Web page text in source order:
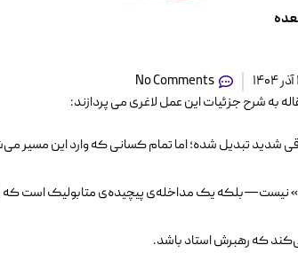
No Comments
به شرح جزئیات این عمل لاغری می پردازند:
شدید تبدیل شده؛ اما تمام کسانی که وارد این مسیر
یک مداخله‌ی پیچیده‌ی متابولیک است که
که رهبرش استاد باشد.